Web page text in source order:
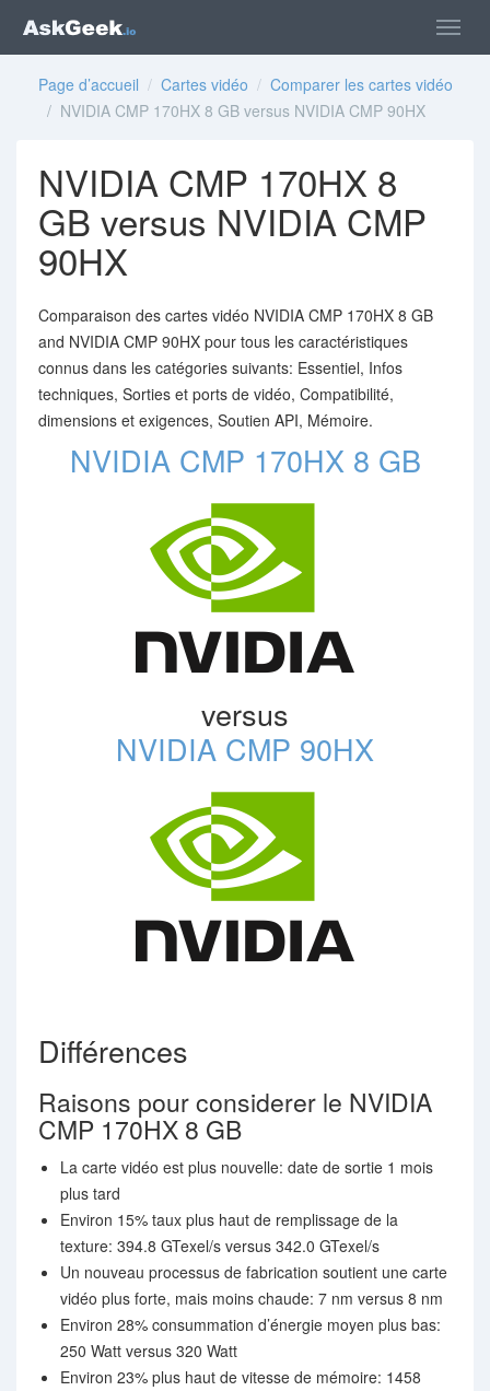
Page d’accueil / Cartes vidéo / Comparer les cartes vidéo
/ NVIDIA CMP 170HX 8 GB versus NVIDIA CMP 90HX
NVIDIA CMP 170HX 8
GB versus NVIDIA CMP
90HX
Comparaison des cartes vidéo NVIDIA CMP 170HX 8 GB
and NVIDIA CMP 90HX pour tous les caractéristiques
connus dans les catégories suivants: Essentiel, Infos
techniques, Sorties et ports de vidéo, Compatibilité,
dimensions et exigences, Soutien API, Mémoire.
NVIDIA CMP 170HX 8 GB
versus
NVIDIA CMP 90HX
Différences
Raisons pour considerer le NVIDIA
CMP 170HX 8 GB
La carte vidéo est plus nouvelle: date de sortie 1 mois
plus tard
Environ 15% taux plus haut de remplissage de la
texture: 394.8 GTexel/s versus 342.0 GTexel/s
Un nouveau processus de fabrication soutient une carte
vidéo plus forte, mais moins chaude: 7 nm versus 8 nm
Environ 28% consummation d’énergie moyen plus bas:
250 Watt versus 320 Watt
Environ 23% plus haut de vitesse de mémoire: 1458